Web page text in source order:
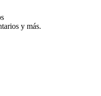
y más.